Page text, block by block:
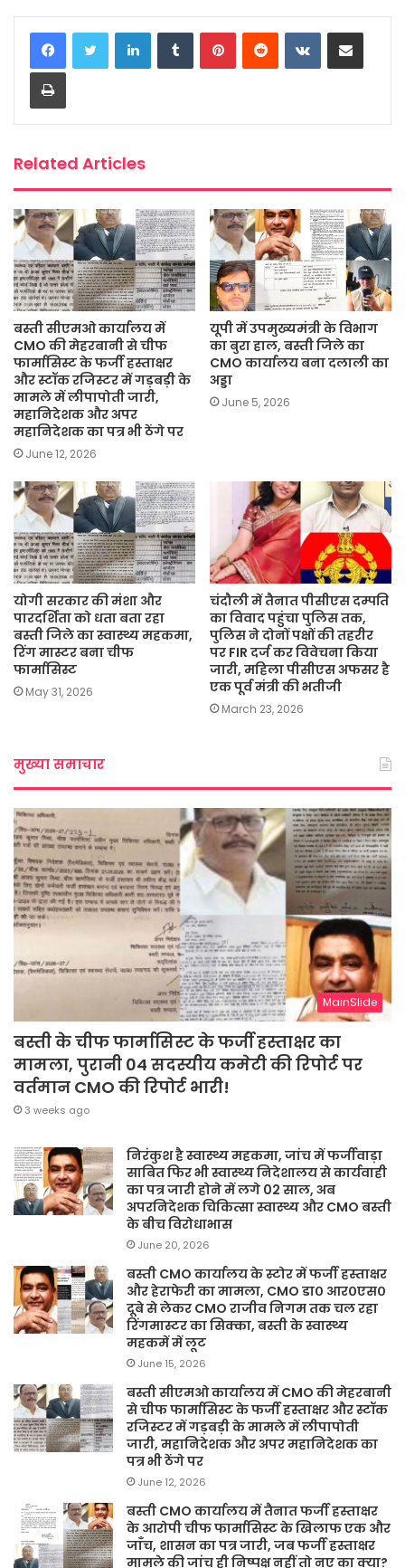
c
e
b
o
o
i
t
a
t
s
s
s
a
a
i
a
r
e
LinkedInTumblrPinterestReddit VKontakteShare via Email
Print
Related Articles
बस्ती सीएमओ कार्यालय में
CMO की मेहरबानी से चीफ
फार्मासिस्ट के फर्जी हस्ताक्षर
और स्टॉक रजिस्टर में गड़बड़ी के
मामले में लीपापोती जारी,
महानिदेशक और अपर
महानिदेशक का पत्र भी ठेंगे पर
June 12, 2026
यूपी में उपमुख्यमंत्री के विभाग
का बुरा हाल, बस्ती जिले का
CMO कार्यालय बना दलाली का
अड्डा
June 5, 2026
योगी सरकार की मंशा और
पारदर्शिता को धता बता रहा
बस्ती जिले का स्वास्थ्य महकमा,
रिंग मास्टर बना चीफ
फार्मासिस्ट
May 31, 2026
चंदौली में तैनात पीसीएस दम्पति
का विवाद पहुंचा पुलिस तक,
पुलिस ने दोनों पक्षों की तहरीर
पर FIR दर्ज कर विवेचना किया
जारी, महिला पीसीएस अफसर है
एक पूर्व मंत्री की भतीजी
March 23, 2026
मुख्या समाचार
MainSlide
बस्ती के चीफ फार्मासिस्ट के फर्जी हस्ताक्षर का
मामला, पुरानी 04 सदस्यीय कमेटी की रिपोर्ट पर
वर्तमान CMO की रिपोर्ट भारी!
3 weeks ago
निरंकुश है स्वास्थ्य महकमा, जांच में फर्जीवाड़ा
साबित फिर भी स्वास्थ्य निदेशालय से कार्यवाही
का पत्र जारी होने में लगे 02 साल, अब
अपरनिदेशक चिकित्सा स्वास्थ्य और CMO बस्ती
के बीच विरोधाभास
June 20, 2026
बस्ती CMO कार्यालय के स्टोर में फर्जी हस्ताक्षर
और हेराफेरी का मामला, CMO डा० आर०एस०
दूबे से लेकर CMO राजीव निगम तक चल रहा
रिंगमास्टर का सिक्का, बस्ती के स्वास्थ्य
महकमें में लूट
June 15, 2026
बस्ती सीएमओ कार्यालय में CMO की मेहरबानी
से चीफ फार्मासिस्ट के फर्जी हस्ताक्षर और स्टॉक
रजिस्टर में गड़बड़ी के मामले में लीपापोती
जारी, महानिदेशक और अपर महानिदेशक का
पत्र भी ठेंगे पर
June 12, 2026
बस्ती CMO कार्यालय में तैनात फर्जी हस्ताक्षर
के आरोपी चीफ फार्मासिस्ट के खिलाफ एक और
जाँच, शासन का पत्र जारी, जब फर्जी हस्ताक्षर
मामले की जांच ही निष्पक्ष नहीं तो नए का क्या?